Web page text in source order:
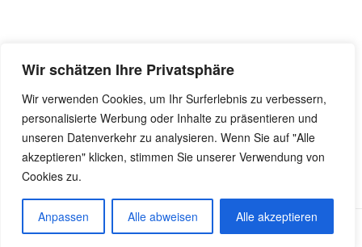
Wir schätzen Ihre Privatsphäre
Wir verwenden Cookies, um Ihr Surferlebnis zu verbessern,
personalisierte Werbung oder Inhalte zu präsentieren und
unseren Datenverkehr zu analysieren. Wenn Sie auf "Alle
akzeptieren" klicken, stimmen Sie unserer Verwendung von
Cookies zu.
Anpassen Alle abweisen Alle akzeptieren
Lernen im Odenwald
FAQ Präsenzunterricht
Online Coaching
Alle Preise inkl. der gesetzlichen MwSt.